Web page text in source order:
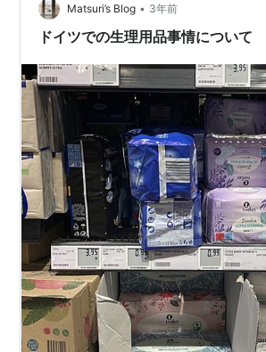
Matsuri’s Blog • 3年前
ドイツでの生理用品事情について